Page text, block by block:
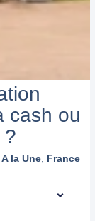
cash ou
?
A la Une France